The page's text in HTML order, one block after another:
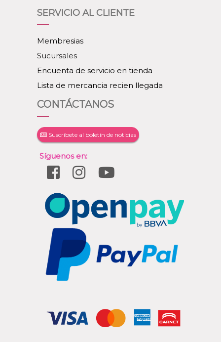
SERVICIO AL CLIENTE
Membresias
Sucursales
Encuenta de servicio en tienda
Lista de mercancia recien llegada
CONTÁCTANOS
Suscríbete al boletín de noticias
Síguenos en: